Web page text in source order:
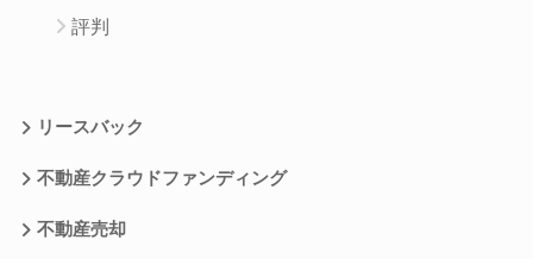
評判
リースバック
不動産クラウドファンディング
不動産売却